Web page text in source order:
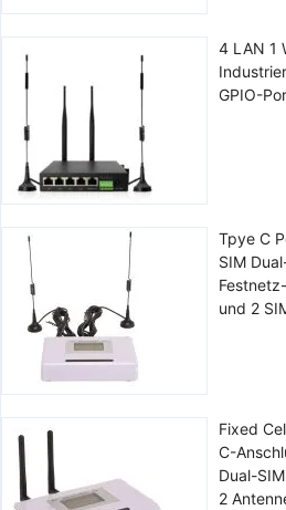
4 LAN 1
GPIO-
Tpye C
SIM
und 2
Fixed
C-
Dual-
2